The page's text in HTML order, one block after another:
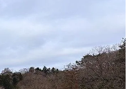
る「広大な芝生広場」
にも優しい「安心感」。
報